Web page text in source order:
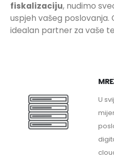
fiskalizaciju, nudimo
uspjeh vašeg poslovanja.
idealan partner za vaše
U